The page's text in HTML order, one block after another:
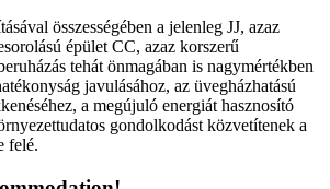
összességében a jelenleg JJ, azaz
épület CC, azaz korszerű
tehát önmagában is nagymértékben
javulásához, az üvegházhatású
a megújuló energiát hasznosító
gondolkodást közvetítenek a
felé.